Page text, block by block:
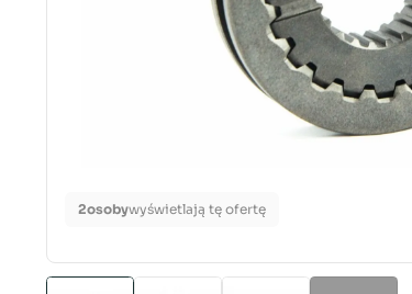
2osobywyświetlają tę ofertę